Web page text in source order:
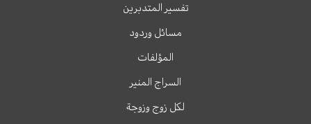
تفسير المتدبرين
مسائل وردود
المؤلفات
السراج المنير
لكل زوج وزوجة